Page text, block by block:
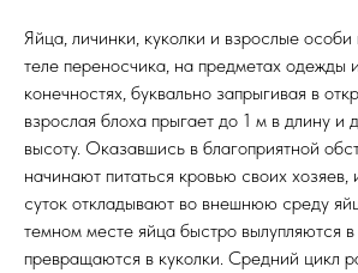
Яйца, личинки, куколки и взрослые
теле переносчика, на предметах одежды
конечностях, буквально запрыгивая в
взрослая блоха прыгает до 1 м в длину
высоту. Оказавшись в благоприятной
начинают питаться кровью своих хозяев,
суток откладывают во внешнюю среду
темном месте яйца быстро вылупляются
превращаются в куколки. Средний цикл